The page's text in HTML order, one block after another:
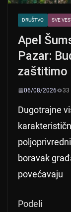
DRUŠTVO SVE
Apel
Pazar:
zaštitimo
06/08/2026 33
Dugotrajne
boravak
povećavaju
Podeli